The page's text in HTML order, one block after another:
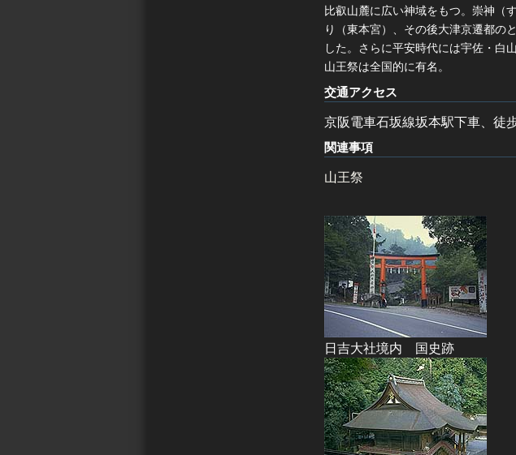
比叡山麓に広い神域をもつ。崇神（
り（東本宮）、その後大津京遷都の
した。さらに平安時代には宇佐・白
山王祭は全国的に有名。
交通アクセス
京阪電車石坂線坂本駅下車、徒
関連事項
山王祭
日吉大社境内 国史跡